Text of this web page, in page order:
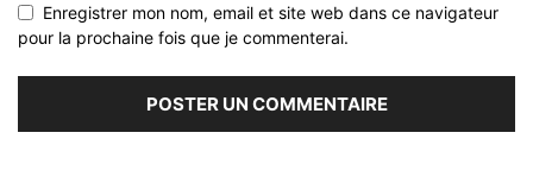
Enregistrer mon nom, email et site web dans ce navigateur
pour la prochaine fois que je commenterai.